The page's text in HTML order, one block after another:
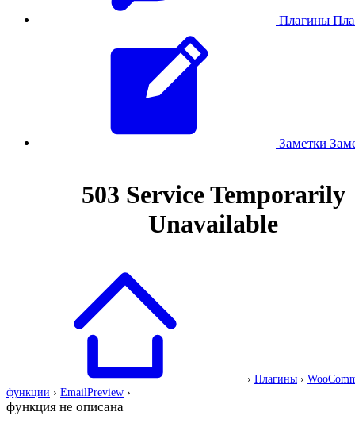
Плагины
Заметки
› Плагины ›
функции › EmailPreview ›
функция не описана